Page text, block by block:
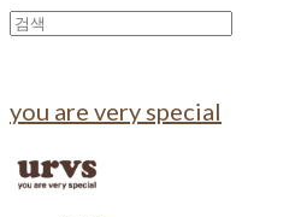
you are very special